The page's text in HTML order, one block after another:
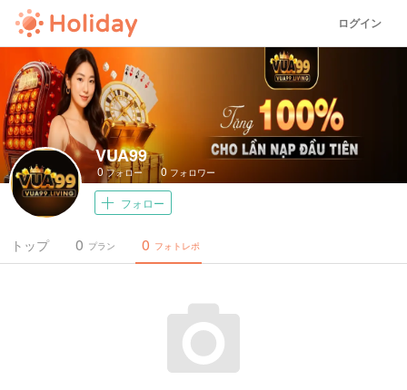
ログイン
VUA99
0フォロー 0 フォロワー
フォロー
トップ プラン
0 フォトレポ
0